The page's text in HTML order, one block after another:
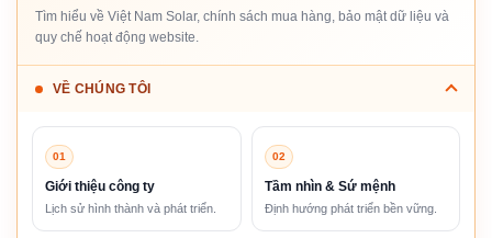
Tìm hiểu về Việt Nam Solar, chính sách mua hàng, bảo mật dữ liệu và
quy chế hoạt động website.
VỀ CHÚNG TÔI
01
Giới thiệu công ty
Lịch sử hình thành và phát triển.
02
Tầm nhìn & Sứ mệnh
Định hướng phát triển bền vững.